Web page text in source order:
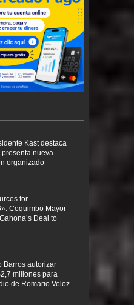
Kast destaca
nueva
organizado
for
Coquimbo Mayor
Deal to
Barros autorizar
millones para
de Romario Veloz